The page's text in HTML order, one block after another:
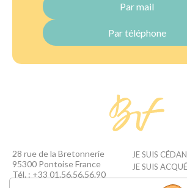
Par mail
Par téléphone
28 rue de la Bretonnerie
95300 Pontoise France
Tél. : +33 01.56.56.56.90
JE SUIS
JE SUIS